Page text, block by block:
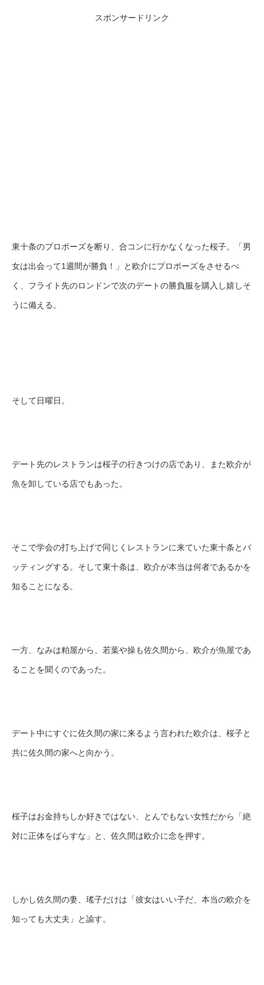
スポンサードリンク
東十条のプロポーズを断り、合コンに行かなくなった桜子。「男
女は出会って1週間が勝負！」と欧介にプロポーズをさせるべ
く、フライト先のロンドンで次のデートの勝負服を購入し嬉しそ
うに備える。
そして日曜日。
デート先のレストランは桜子の行きつけの店であり、また欧介が
魚を卸している店でもあった。
そこで学会の打ち上げで同じくレストランに来ていた東十条とバ
ッティングする。そして東十条は、欧介が本当は何者であるかを
知ることになる。
一方、なみは粕屋から、若葉や操も佐久間から、欧介が魚屋であ
ることを聞くのであった。
デート中にすぐに佐久間の家に来るよう言われた欧介は、桜子と
共に佐久間の家へと向かう。
桜子はお金持ちしか好きではない、とんでもない女性だから「絶
対に正体をばらすな」と、佐久間は欧介に念を押す。
しかし佐久間の妻、瑤子だけは「彼女はいい子だ、本当の欧介を
知っても大丈夫」と諭す。